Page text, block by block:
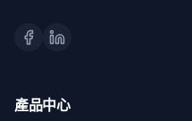
產品中心